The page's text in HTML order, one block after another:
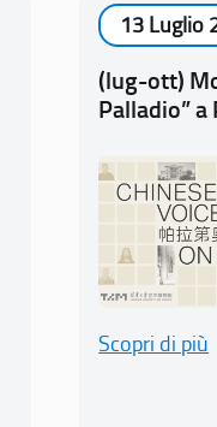
13 Luglio
(lug-ott)
Palladio” a
Scopri di più